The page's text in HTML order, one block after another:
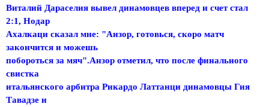
Виталий Дараселия вывел динамовцев вперед и счет стал
2:1, Нодар
Ахалкаци сказал мне: "Анзор, готовься, скоро матч
закончится и можешь
побороться за мяч".Анзор отметил, что после финального
свистка
итальянского арбитра Рикардо Латтанци динамовцы Гия
Тавадзе и